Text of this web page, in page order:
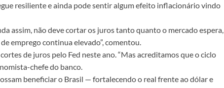
resiliente e ainda pode sentir algum efeito inflacionário vindo
assim, não deve cortar os juros tanto quanto o mercado espera,
emprego continua elevado”, comentou.
de juros pelo Fed neste ano. “Mas acreditamos que o ciclo
chefe do banco.
beneficiar o Brasil — fortalecendo o real frente ao dólar e